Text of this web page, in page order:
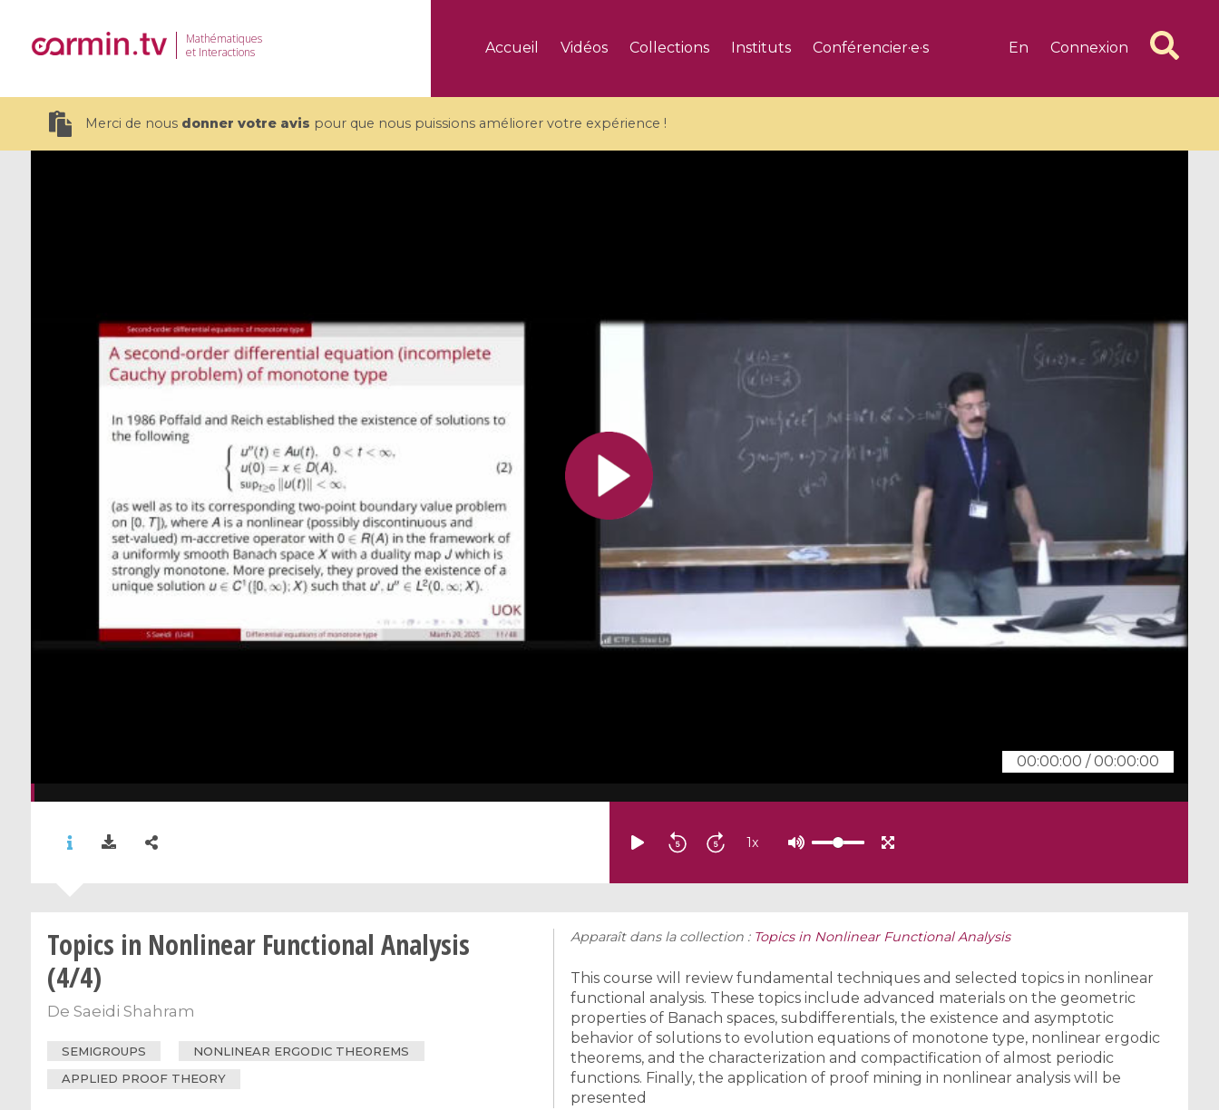
Mathématiques
et Interactions
Accueil Vidéos Collections Instituts Conférencier·e·s En Connexion
Merci de nous donner votre avis pour que nous puissions améliorer votre expérience !
Centre d'Eté Mathématique de
Recherche Avancée en Calcul
Scientifique
Coulomb et groupes quantiques
affines
Introduction to Dissipative
Dynamical Systems in Infinite
Dimensions and Their
Applications
Toutes les collections
Tous les instituts
00:00:00 /00:00:00
1x
Topics in Nonlinear Functional Analysis
(4/4)
De Saeidi Shahram
SEMIGROUPS
NONLINEAR ERGODIC THEOREMS
APPLIED PROOF THEORY
Apparaît dans la collection : Topics in Nonlinear Functional Analysis
This course will review fundamental techniques and selected topics in nonlinear
functional analysis. These topics include advanced materials on the geometric
properties of Banach spaces, subdifferentials, the existence and asymptotic
behavior of solutions to evolution equations of monotone type, nonlinear ergodic
theorems, and the characterization and compactification of almost periodic
functions. Finally, the application of proof mining in nonlinear analysis will be
presented